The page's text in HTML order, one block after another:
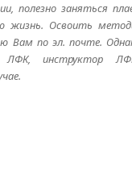
полезно заняться
жизнь. Освоить
Вам по эл. почте.
ЛФК, инструктор